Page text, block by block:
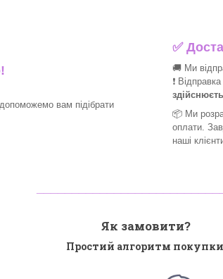
вам підібрати
✅
🚚 Ми
❗
📦 Ми
оплати.
наші
Як замовити?
Простий алгоритм